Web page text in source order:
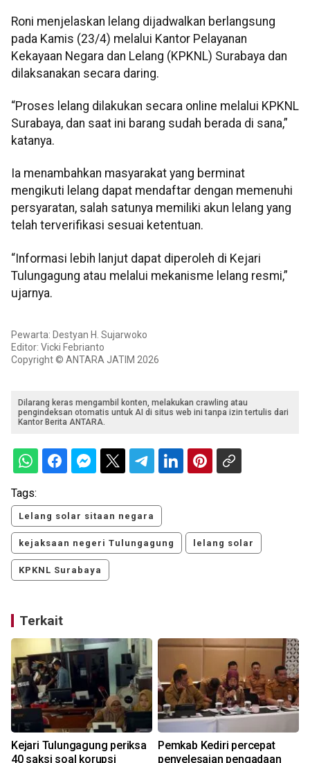
Roni menjelaskan lelang dijadwalkan berlangsung
pada Kamis (23/4) melalui Kantor Pelayanan
Kekayaan Negara dan Lelang (KPKNL) Surabaya dan
dilaksanakan secara daring.
“Proses lelang dilakukan secara online melalui KPKNL
Surabaya, dan saat ini barang sudah berada di sana,”
katanya.
Ia menambahkan masyarakat yang berminat
mengikuti lelang dapat mendaftar dengan memenuhi
persyaratan, salah satunya memiliki akun lelang yang
telah terverifikasi sesuai ketentuan.
“Informasi lebih lanjut dapat diperoleh di Kejari
Tulungagung atau melalui mekanisme lelang resmi,”
ujarnya.
Pewarta: Destyan H. Sujarwoko
Editor: Vicki Febrianto
Copyright © ANTARA JATIM 2026
Dilarang keras mengambil konten, melakukan crawling atau
pengindeksan otomatis untuk AI di situs web ini tanpa izin tertulis dari
Kantor Berita ANTARA.
Tags:
Lelang solar sitaan negara
kejaksaan negeri Tulungagung lelang solar
KPKNL Surabaya
Terkait
Kejari Tulungagung periksa
40 saksi soal korupsi
Pemkab Kediri percepat
penyelesaian pengadaan